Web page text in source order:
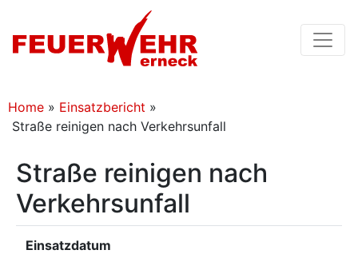
Home » Einsatzbericht »
Straße reinigen nach Verkehrsunfall
Straße reinigen nach
Verkehrsunfall
Einsatzdatum